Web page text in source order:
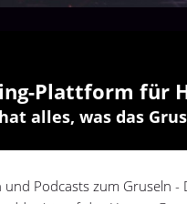
Plattform für
alles, was das
und Podcasts zum Gruseln